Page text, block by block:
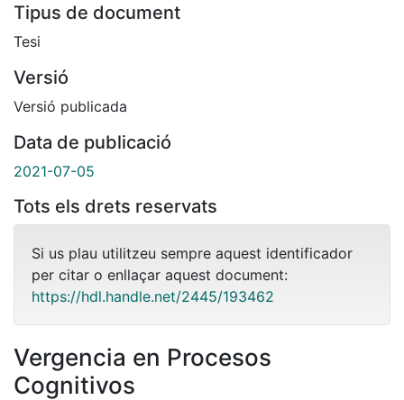
Tipus de document
Tesi
Versió
Versió publicada
Data de publicació
2021-07-05
Tots els drets reservats
Si us plau utilitzeu sempre aquest identificador
per citar o enllaçar aquest document:
https://hdl.handle.net/2445/193462
Vergencia en Procesos
Cognitivos